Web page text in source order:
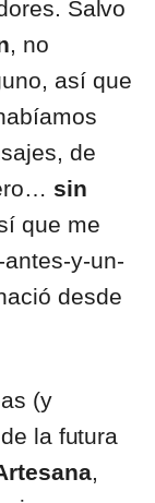
Salvo
, no
así que
de
sin
que me
y-un-
desde
(y
la futura
,